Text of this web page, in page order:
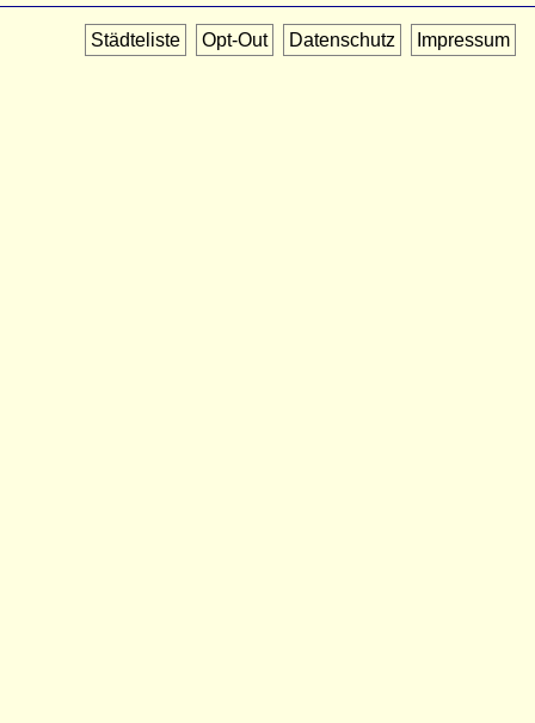
Städteliste Opt-Out Datenschutz Impressum